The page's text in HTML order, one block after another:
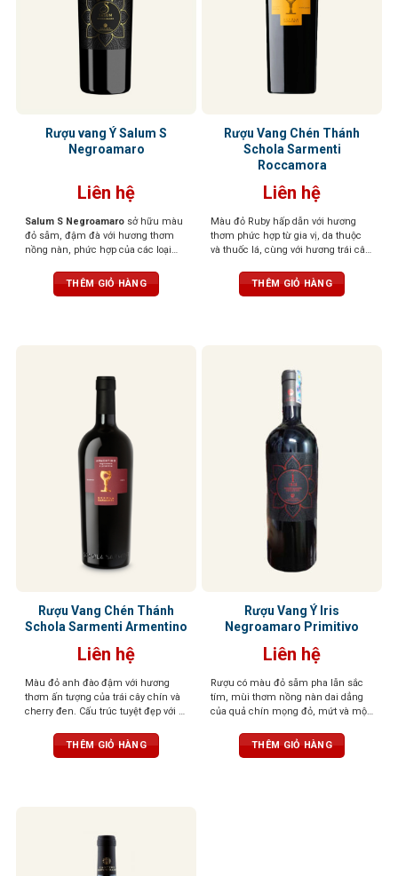
Rượu vang Ý Salum S
Negroamaro
Liên hệ
Salum S Negroamaro sở hữu màu
đỏ sẫm, đậm đà với hương thơm
nồng nàn, phức hợp của các loại
quyện cùng mùi hương thoang
thoảng của thuốc lá và da thuộc. Vị
THÊM GIỎ HÀNG
Rượu Vang Chén Thánh
Schola Sarmenti
Roccamora
Liên hệ
Màu đỏ Ruby hấp dẫn với hương
thơm phức hợp từ gia vị, da thuộc
và thuốc lá, cùng với hương trái cây
tannin dịu nhẹ, và dư vị hơi đắng
kéo dài, để lại ấn tượng khó quên
THÊM GIỎ HÀNG
Rượu Vang Chén Thánh
Schola Sarmenti Armentino
Liên hệ
Màu đỏ anh đào đậm với hương
thơm ấn tượng của trái cây chín và
cherry đen. Cấu trúc tuyệt đẹp với vị
trưởng thành và dẻo dai
THÊM GIỎ HÀNG
Rượu Vang Ý Iris
Negroamaro Primitivo
Liên hệ
Rượu có màu đỏ sẫm pha lẫn sắc
tím, mùi thơm nồng nàn dai dẳng
của quả chín mọng đỏ, mứt và một
rượu tròn đầy, tannin mạnh mẽ,
cân bằng tuyệt vời
THÊM GIỎ HÀNG